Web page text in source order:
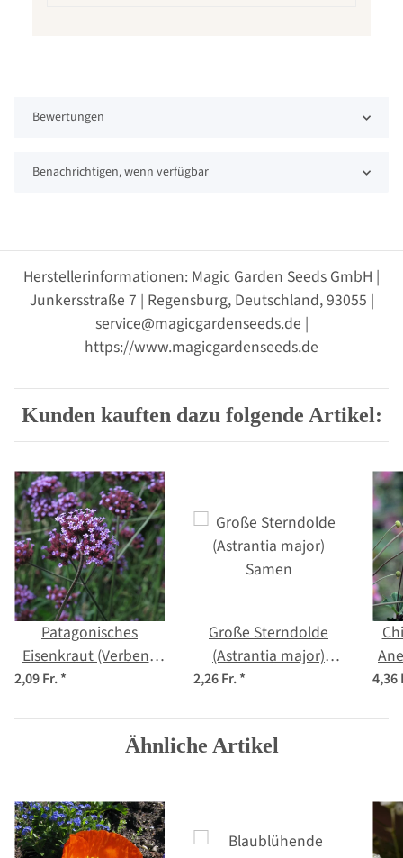
Bewertungen
Benachrichtigen, wenn verfügbar
Herstellerinformationen: Magic Garden Seeds GmbH |
Junkersstraße 7 | Regensburg, Deutschland, 93055 |
service@magicgardenseeds.de |
https://www.magicgardenseeds.de
Kunden kauften dazu folgende Artikel:
Patagonisches
Eisenkraut (Verbena
bonariensis) Samen
2,09 Fr.*
Große Sterndolde
(Astrantia major)
2,26 Fr.* 4,36
Ähnliche Artikel